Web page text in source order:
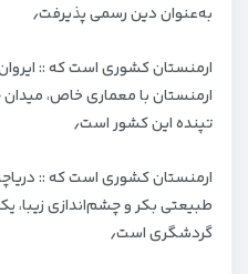
به‌عنوان دین رسمی پذیرفت٫
ارمنستان کشوری است که ::
ارمنستان با معماری خاص،
تپنده این کشور است٫
ارمنستان کشوری است که ::
طبیعتی بکر و چشم‌اندازی زیبا،
گردشگری است٫